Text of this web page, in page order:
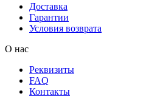
Доставка
Гарантии
Условия возврата
О нас
Реквизиты
FAQ
Контакты